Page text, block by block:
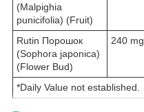
(Malpighia
punicifolia) (Fruit)
Rutin Порошок
(Sophora japonica)
(Flower Bud)
240 mg
*Daily Value not established.